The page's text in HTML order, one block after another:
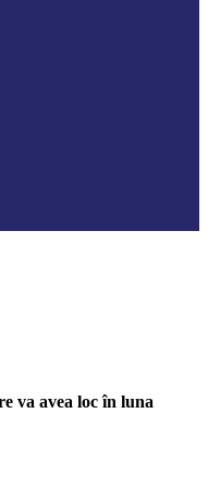
va avea loc în luna